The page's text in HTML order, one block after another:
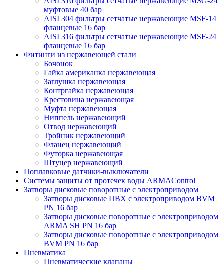
муфтовые 40 бар
AISI 304 фильтры сетчатые нержавеющие MSF-14
фланцевые 16 бар
AISI 316 фильтры сетчатые нержавеющие MSF-24
фланцевые 16 бар
Фитинги из нержавеющей стали
Бочонок
Гайка американка нержавеющая
Заглушка нержавеющая
Контргайка нержавеющая
Крестовина нержавеющая
Муфта нержавеющая
Ниппель нержавеющий
Отвод нержавеющий
Тройник нержавеющий
Фланец нержавеющий
Футорка нержавеющая
Штуцер нержавеющий
Поплавковые датчики-выключатели
Системы защиты от протечек воды ARMAControl
Затворы дисковые поворотные с электроприводом
Затворы дисковые ПВХ с электроприводом BVM
PN 16 бар
Затворы дисковые поворотные с электроприводом
ARMA SH PN 16 бар
Затворы дисковые поворотные с электроприводом
BVM PN 16 бар
Пневматика
Пневматические клапаны